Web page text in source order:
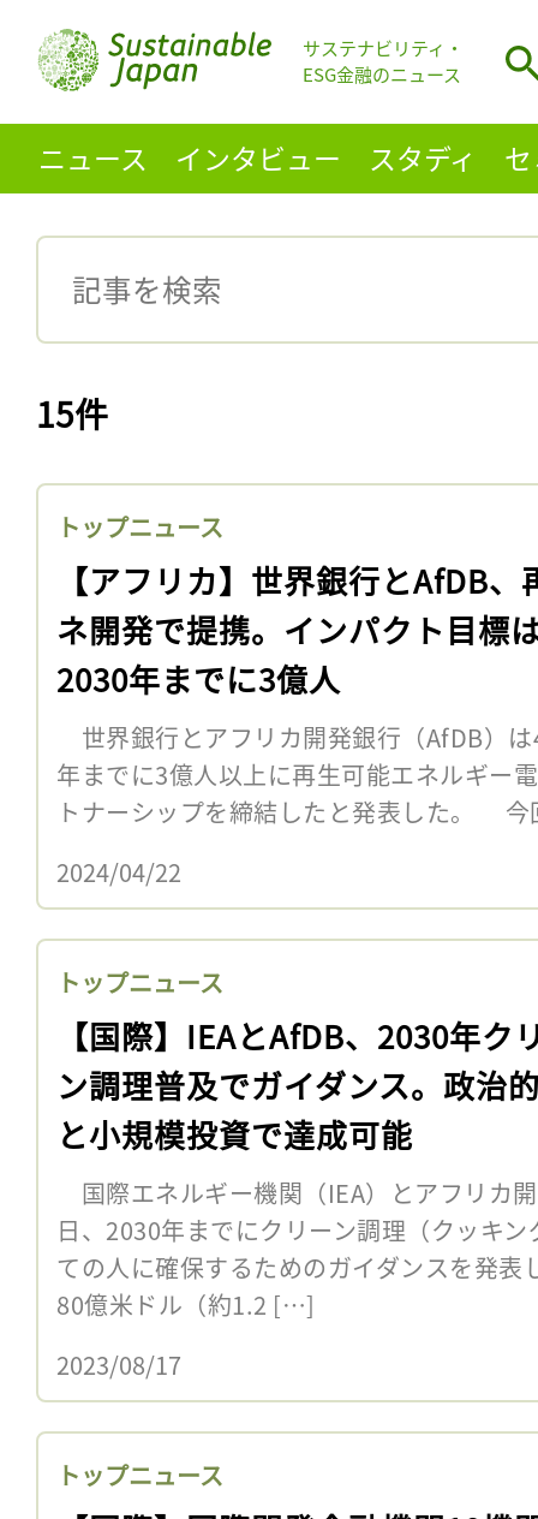
サステナビリティ・
ESG金融のニュース
ニュース インタビュー スタディ
15件
トップニュース
【アフリカ】世界銀行とAfDB、
ネ開発で提携。インパクト目標
2030年までに3億人
世界銀行とアフリカ開発銀行（AfDB）
年までに3億人以上に再生可能エネルギー
トナーシップを締結したと発表した。 今
2024/04/22
トップニュース
【国際】IEAとAfDB、2030年ク
ン調理普及でガイダンス。政治
と小規模投資で達成可能
国際エネルギー機関（IEA）とアフリカ
日、2030年までにクリーン調理（クッキ
ての人に確保するためのガイダンスを発表
80億米ドル（約1.2 […]
2023/08/17
トップニュース